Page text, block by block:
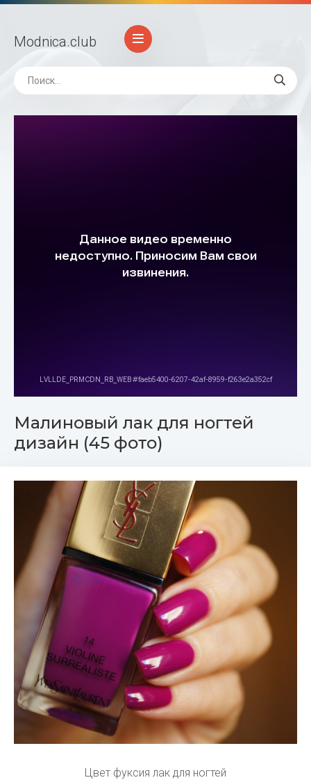
Modnica.club
Малиновый лак для ногтей
дизайн (45 фото)
Цвет фуксия лак для ногтей